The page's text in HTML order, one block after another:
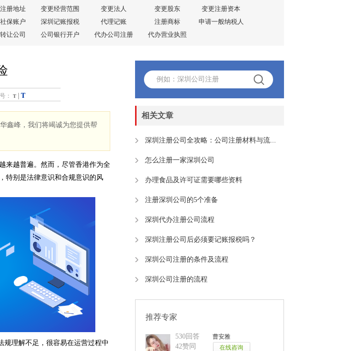
册地址 变更经营范围 变更法人 变更股东
变更注册资本
保账户 深圳记账报税 代理记账 注册商标
申请一般纳税人
让公司 公司银行开户 代办公司注册 代办营业执照
： T T
鑫峰，我们将竭诚为您提供帮
来越普遍。然而，尽管香港作为全
特别是法律意识和合规意识的风
规理解不足，很容易在运营过程中
相关文章
深圳注册公司全攻略：公司注册材料与流...
怎么注册一家深圳公司
办理食品及许可证需要哪些资料
注册深圳公司的5个准备
深圳代办注册公司流程
深圳注册公司后必须要记账报税吗？
深圳公司注册的条件及流程
深圳公司注册的流程
推荐专家
曹安雅
530回答
42赞同